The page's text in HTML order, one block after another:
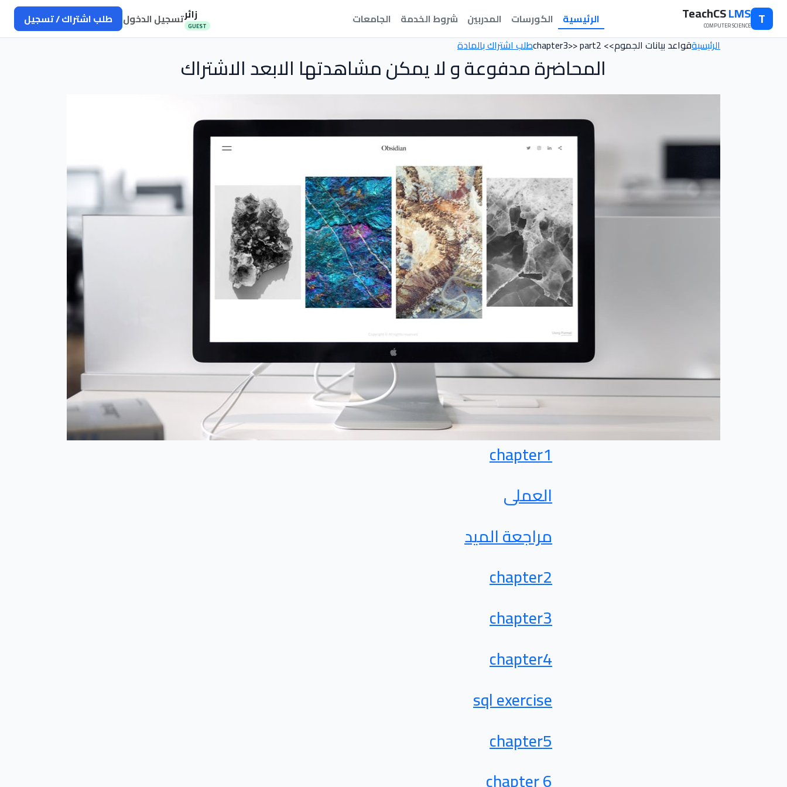
T
TeachCSLMS
COMPUTER SCIENCE الرئيسية الكورسات المدربين شروط الخدمة الجامعات زائر
GUEST تسجيل الدخول
طلب اشتراك / تسجيل
الرئيسيةقواعد بيانات الجموم>> chapter3>> part2 طلب اشتراك بالمادة
المحاضرة مدفوعة و لا يمكن مشاهدتها الابعد الاشتراك
chapter1
العملى
مراجعة الميد
chapter2
chapter3
chapter4
sql exercise
chapter5